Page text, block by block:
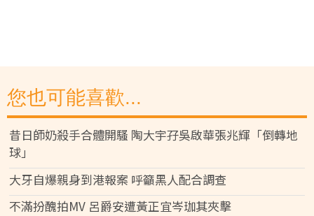
您也可能喜歡...
昔日師奶殺手合體開騷 陶大宇孖吳啟華張兆輝「倒轉地
球」
大牙自爆親身到港報案 呼籲黑人配合調查
不滿扮醜拍MV 呂爵安遭黃正宜岑珈其夾擊